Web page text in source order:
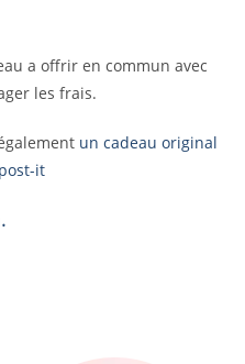
a offrir en commun avec
les frais.
un cadeau original
it